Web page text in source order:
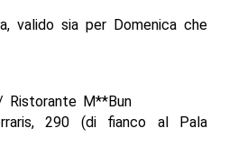
valido sia per Domenica che
Ristorante M**Bun
290 (di fianco al Pala